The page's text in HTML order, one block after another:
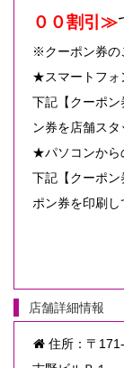
００割引≫
※クーポン券の
★スマートフォ
下記【クーポ
ン券を店舗スタ
★パソコンから
下記【クーポ
ポン券を印刷し
店舗詳細情報
住所：〒